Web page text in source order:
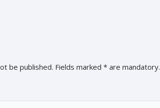
be published. Fields marked * are mandatory.